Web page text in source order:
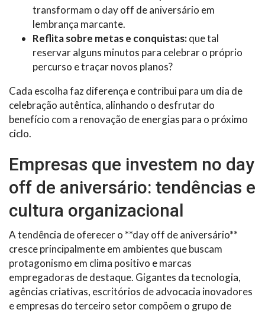
transformam o day off de aniversário em
lembrança marcante.
Reflita sobre metas e conquistas:que tal
reservar alguns minutos para celebrar o próprio
percurso e traçar novos planos?
Cada escolha faz diferença e contribui para um dia de
celebração autêntica, alinhando o desfrutar do
benefício com a renovação de energias para o próximo
ciclo.
Empresas que investem no day
off de aniversário: tendências e
cultura organizacional
A tendência de oferecer o **day off de aniversário**
cresce principalmente em ambientes que buscam
protagonismo em clima positivo e marcas
empregadoras de destaque. Gigantes da tecnologia,
agências criativas, escritórios de advocacia inovadores
e empresas do terceiro setor compõem o grupo de